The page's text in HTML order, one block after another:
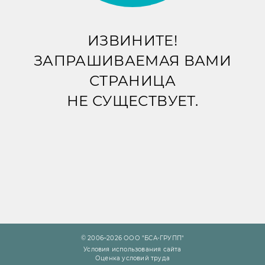
ИЗВИНИТЕ!
ЗАПРАШИВАЕМАЯ ВАМИ
СТРАНИЦА
НЕ СУЩЕСТВУЕТ.
© 2006–2026 ООО "БСА-ГРУПП"
Условия использования сайта
Оценка условий труда